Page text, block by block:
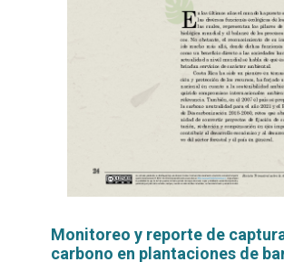
Monitoreo y reporte de
carbono en plantaciones de